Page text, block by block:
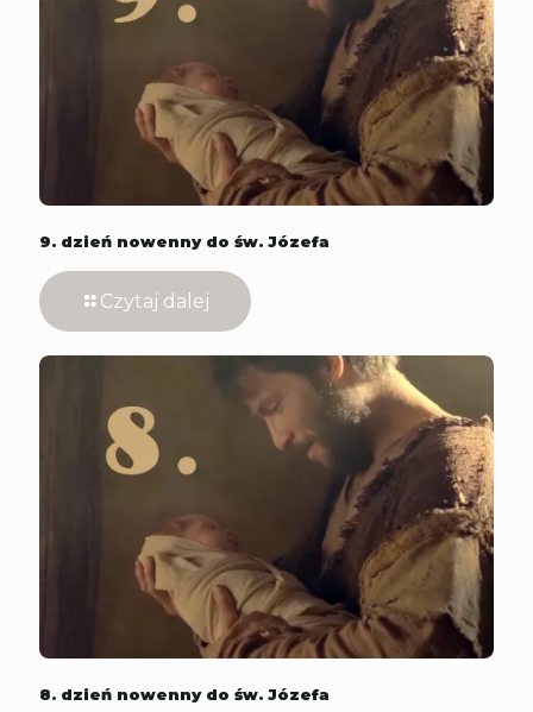
9. dzień nowenny do św. Józefa
Czytaj dalej
8. dzień nowenny do św. Józefa